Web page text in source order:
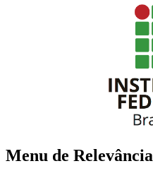
Menu de Relevância